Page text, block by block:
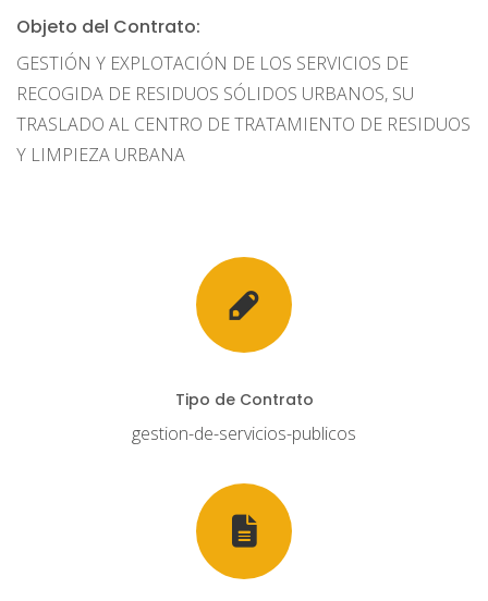
Objeto del Contrato:
GESTIÓN Y EXPLOTACIÓN DE LOS SERVICIOS DE
RECOGIDA DE RESIDUOS SÓLIDOS URBANOS, SU
TRASLADO AL CENTRO DE TRATAMIENTO DE RESIDUOS
Y LIMPIEZA URBANA
Tipo de Contrato
gestion-de-servicios-publicos